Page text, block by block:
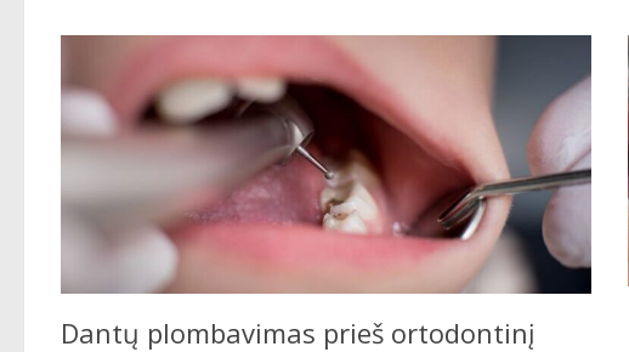
Dantų plombavimas prieš ortodontinį